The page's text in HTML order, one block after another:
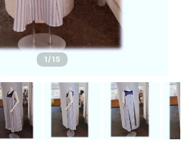
1/15